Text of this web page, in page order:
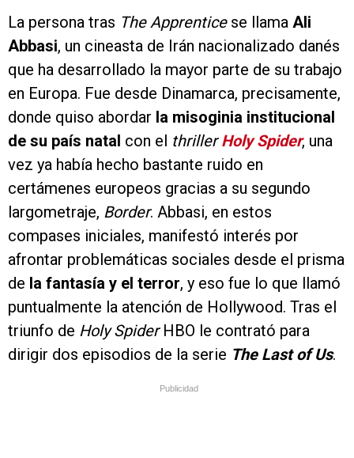
La persona tras The Apprenticese llama Ali
Abbasi, un cineasta de Irán nacionalizado danés
que ha desarrollado la mayor parte de su trabajo
en Europa. Fue desde Dinamarca, precisamente,
donde quiso abordar la misoginia institucional
de su país natal con el thrillerHoly Spider, una
vez ya había hecho bastante ruido en
certámenes europeos gracias a su segundo
largometraje, Border. Abbasi, en estos
compases iniciales, manifestó interés por
afrontar problemáticas sociales desde el prisma
de la fantasía y el terror, y eso fue lo que llamó
puntualmente la atención de Hollywood. Tras el
triunfo de Holy SpiderHBO le contrató para
dirigir dos episodios de la serie The Last of Us.
Publicidad